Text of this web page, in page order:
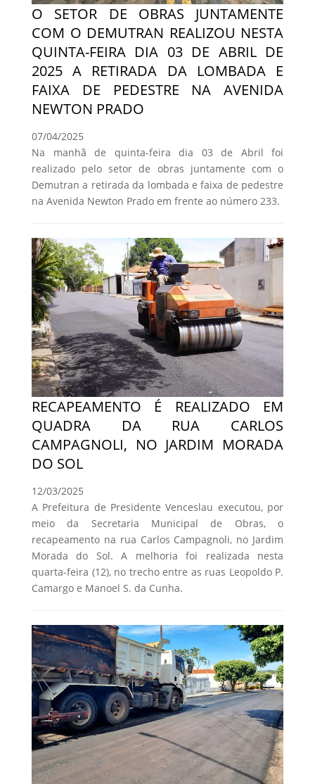
O SETOR DE OBRAS JUNTAMENTE
COM O DEMUTRAN REALIZOU NESTA
QUINTA-FEIRA DIA 03 DE ABRIL DE
2025 A RETIRADA DA LOMBADA E
FAIXA DE PEDESTRE NA AVENIDA
NEWTON PRADO
07/04/2025
Na manhã de quinta-feira dia 03 de Abril foi
realizado pelo setor de obras juntamente com o
Demutran a retirada da lombada e faixa de pedestre
na Avenida Newton Prado em frente ao número 233.
RECAPEAMENTO É REALIZADO EM
QUADRA DA RUA CARLOS
CAMPAGNOLI, NO JARDIM MORADA
DO SOL
12/03/2025
A Prefeitura de Presidente Venceslau executou, por
meio da Secretaria Municipal de Obras, o
recapeamento na rua Carlos Campagnoli, no Jardim
Morada do Sol. A melhoria foi realizada nesta
quarta-feira (12), no trecho entre as ruas Leopoldo P.
Camargo e Manoel S. da Cunha.